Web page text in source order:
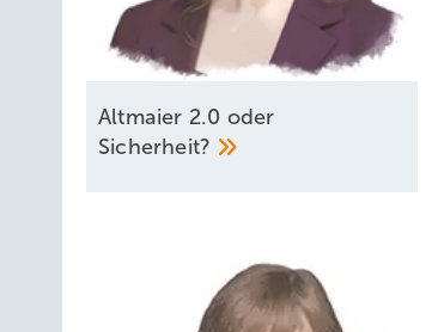
Altmaier 2.0 oder
Sicherheit?